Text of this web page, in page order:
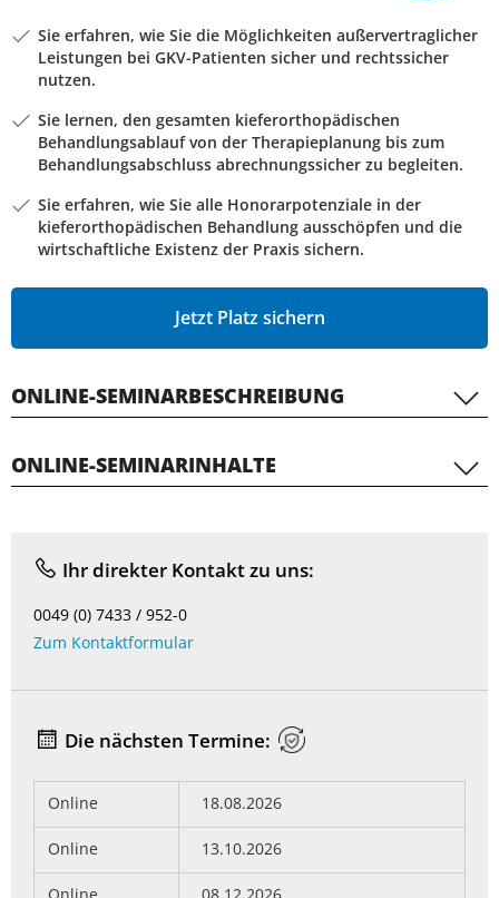
Sie erfahren, wie Sie die Möglichkeiten außervertraglicher
Leistungen bei GKV-Patienten sicher und rechtssicher
nutzen.
Sie lernen, den gesamten kieferorthopädischen
Behandlungsablauf von der Therapieplanung bis zum
Behandlungsabschluss abrechnungssicher zu begleiten.
Sie erfahren, wie Sie alle Honorarpotenziale in der
kieferorthopädischen Behandlung ausschöpfen und die
wirtschaftliche Existenz der Praxis sichern.
Jetzt Platz sichern
ONLINE-SEMINARBESCHREIBUNG
ONLINE-SEMINARINHALTE
Ihr direkter Kontakt zu uns:
0049 (0) 7433 / 952-0
Zum Kontaktformular
Die nächsten Termine:
Online 18.08.2026
Online 13.10.2026